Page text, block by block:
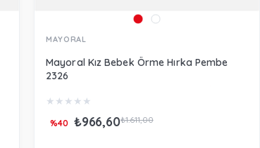
MAYORAL
Mayoral Kız Bebek Örme Hırka Pembe
2326
★ ★ ★ ★ ★
₺966,60₺1.611,00
%40